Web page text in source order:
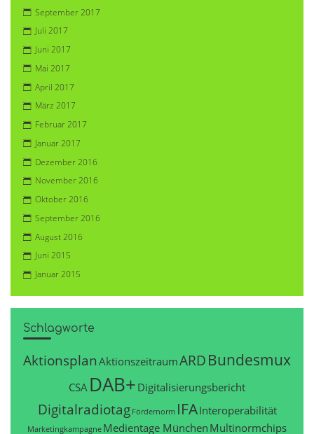
September 2017
Juli 2017
Juni 2017
Mai 2017
April 2017
März 2017
Februar 2017
Januar 2017
Dezember 2016
November 2016
Oktober 2016
September 2016
August 2016
Juni 2015
Januar 2015
Schlagworte
Aktionsplan AktionszeitraumARD Bundesmux
CSA DAB+ Digitalisierungsbericht
Digitalradiotag Fördernorm IFAInteroperabilität
Marketingkampagne Medientage München Multinormchips